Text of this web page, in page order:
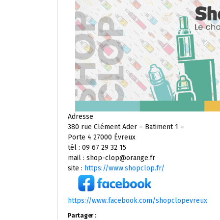
Adresse
380 rue Clément Ader – Batiment 1 –
Porte 4 27000 Évreux
tél : 09 67 29 32 15
mail : shop-clop@orange.fr
site : https://www.shopclop.fr/
https://www.facebook.com/shopclopevreux
Partager :